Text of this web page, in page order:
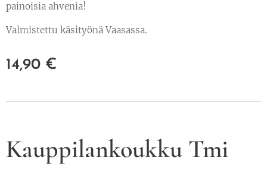
painoisia ahvenia!
Valmistettu käsityönä Vaasassa.
14,90 €
Kauppilankoukku Tmi